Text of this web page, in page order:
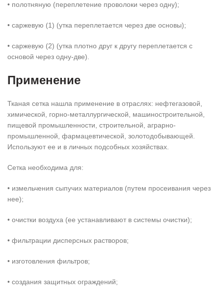
• полотняную (переплетение проволоки через одну);
• саржевую (1) (утка переплетается через две основы);
• саржевую (2) (утка плотно друг к другу переплетается с
основой через одну-две).
Применение
Тканая сетка нашла применение в отраслях: нефтегазовой,
химической, горно-металлургической, машиностроительной,
пищевой промышленности, строительной, аграрно-
промышленной, фармацевтической, золотодобывающей.
Используют ее и в личных подсобных хозяйствах.
Сетка необходима для:
• измельчения сыпучих материалов (путем просеивания через
нее);
• очистки воздуха (ее устанавливают в системы очистки);
• фильтрации дисперсных растворов;
• изготовления фильтров;
• создания защитных ограждений;